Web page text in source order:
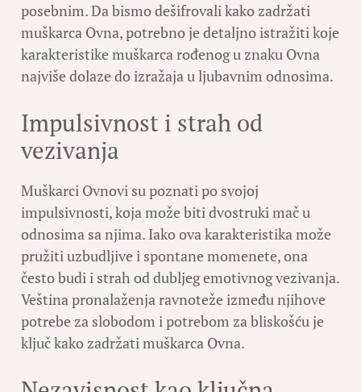
posebnim. Da bismo dešifrovali kako zadržati
muškarca Ovna, potrebno je detaljno istražiti koje
karakteristike muškarca rođenog u znaku Ovna
najviše dolaze do izražaja u ljubavnim odnosima.
Impulsivnost i strah od
vezivanja
Muškarci Ovnovi su poznati po svojoj
impulsivnosti, koja može biti dvostruki mač u
odnosima sa njima. Iako ova karakteristika može
pružiti uzbudljive i spontane momenete, ona
često budi i strah od dubljeg emotivnog vezivanja.
Veština pronalaženja ravnoteže između njihove
potrebe za slobodom i potrebom za bliskošću je
ključ kako zadržati muškarca Ovna.